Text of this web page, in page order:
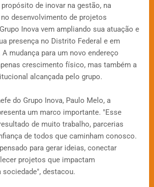
de inovar na gestão, na
desenvolvimento de projetos
Inova vem ampliando sua atuação e
presença no Distrito Federal e em
mudança para um novo endereço
crescimento físico, mas também a
alcançada pelo grupo.
do Grupo Inova, Paulo Melo, a
um marco importante. "Esse
de muito trabalho, parcerias
de todos que caminham conosco.
para gerar ideias, conectar
projetos que impactam
destacou.